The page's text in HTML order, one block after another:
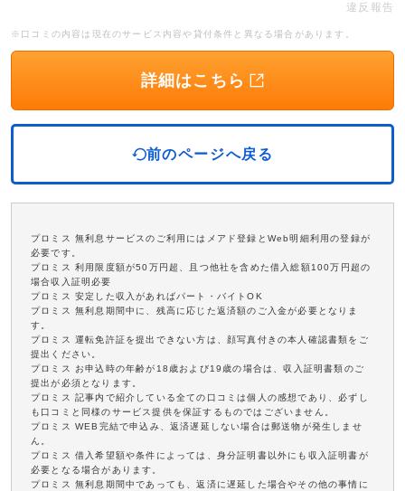
違反報告
※口コミの内容は現在のサービス内容や貸付条件と異なる場合があります。
詳細はこちら
前のページへ戻る
プロミス 無利息サービスのご利用にはメアド登録とWeb明細利用の登録が
必要です。
プロミス 利用限度額が50万円超、且つ他社を含めた借入総額100万円超の
場合収入証明必要
プロミス 安定した収入があればパート・バイトOK
プロミス 無利息期間中に、残高に応じた返済額のご入金が必要となりま
す。
プロミス 運転免許証を提出できない方は、顔写真付きの本人確認書類をご
提出ください。
プロミス お申込時の年齢が18歳および19歳の場合は、収入証明書類のご
提出が必須となります。
プロミス 記事内で紹介している全ての口コミは個人の感想であり、必ずし
も口コミと同様のサービス提供を保証するものではございません。
プロミス WEB完結で申込み、返済遅延しない場合は郵送物が発生しませ
ん。
プロミス 借入希望額や条件によっては、身分証明書以外にも収入証明書が
必要となる場合があります。
プロミス 無利息期間中であっても、返済に遅延した場合やその他の事情に